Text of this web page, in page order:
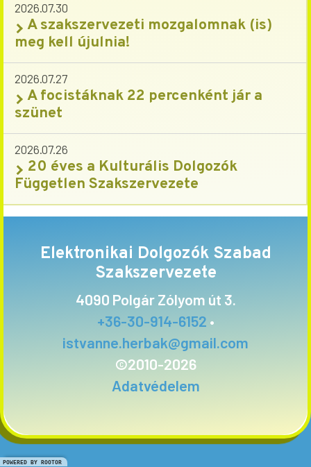
2026.07.30
A szakszervezeti mozgalomnak (is)
meg kell újulnia!
2026.07.27
A focistáknak 22 percenként jár a
szünet
2026.07.26
20 éves a Kulturális Dolgozók
Független Szakszervezete
Elektronikai Dolgozók Szabad
Szakszervezete
4090 Polgár Zólyom út 3.
+36-30-914-6152 •
istvanne.herbak@gmail.com
©2010-2026
Adatvédelem